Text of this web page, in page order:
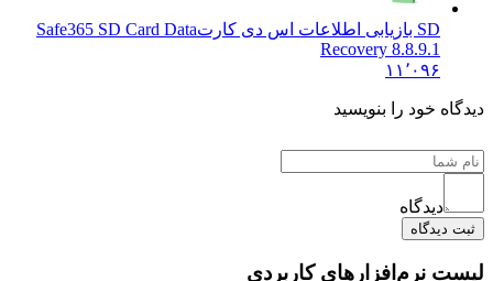
Safe365 SD Card Data
Recovery 8.8.9.1
۱۱٬۰۹۶
خود را بنویسید
دیدگاه
نرم‌افزارهای کاربردی